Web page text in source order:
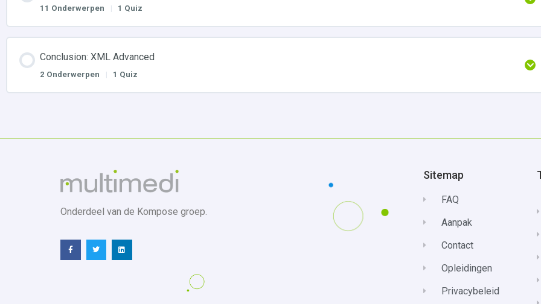
11 Onderwerpen | 1 Quiz
Conclusion: XML Advanced
2 Onderwerpen | 1 Quiz
Onderdeel van de Kompose groep.
Sitemap
FAQ
Aanpak
Contact
Opleidingen
Privacybeleid